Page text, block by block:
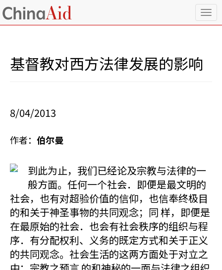
T
o
基督教对西方法律发展的影响
8/04/2013
作者： 伯尔曼
到此为止，我们已经论及宗教与法律的一
般方面。任何一个社会．即便是最文明的
社会，也有对超验价值的信仰，也信奉终极目
的和关于神圣事物的共同观念；同 样，即便是
在最原始的社会．也会有社会秩序的组织与程
序．有分配权利、义务的既定方式和关于正义
的共同观念。社会生活的这两方面处于对立之